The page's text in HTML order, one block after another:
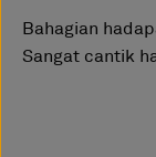
Bahagian
Sangat cantik